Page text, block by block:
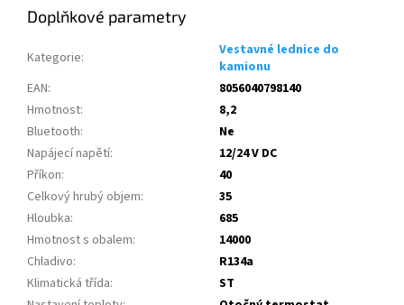
Doplňkové parametry
Kategorie:
Vestavné lednice do
kamionu
EAN:
8056040798140
Hmotnost:
8,2
Bluetooth:
Ne
Napájecí napětí:
12/24 V DC
Příkon:
40
Celkový hrubý objem:
35
Hloubka:
685
Hmotnost s obalem:
14000
Chladivo:
R134a
Klimatická třída:
ST